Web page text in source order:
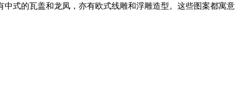
式的瓦盖和龙凤，亦有欧式线雕和浮雕造型。这些图案都寓意